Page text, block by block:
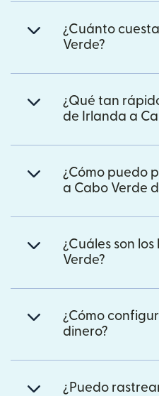
¿Cuánto
Verde?
¿Qué tan
de Irlanda a
¿Cómo puedo
a Cabo Verde
¿Cuáles son
Verde?
¿Cómo
dinero?
¿Puedo